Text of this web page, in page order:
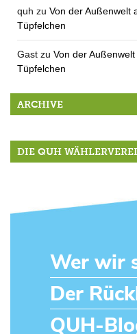
quh zu Von der Außenwelt
Tüpfelchen
Gast zu Von der
Tüpfelchen
ARCHIVE
DIE QUH
Wer wir
Der
QUH-